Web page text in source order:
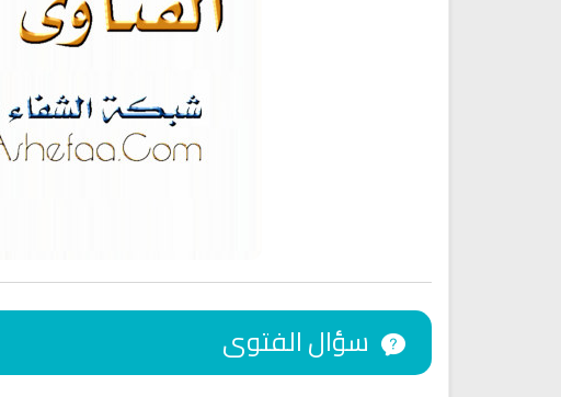
Ruqyah Shariah Full Mishary
Rashid Al Afasy Mp3 الرقية
الشرعية